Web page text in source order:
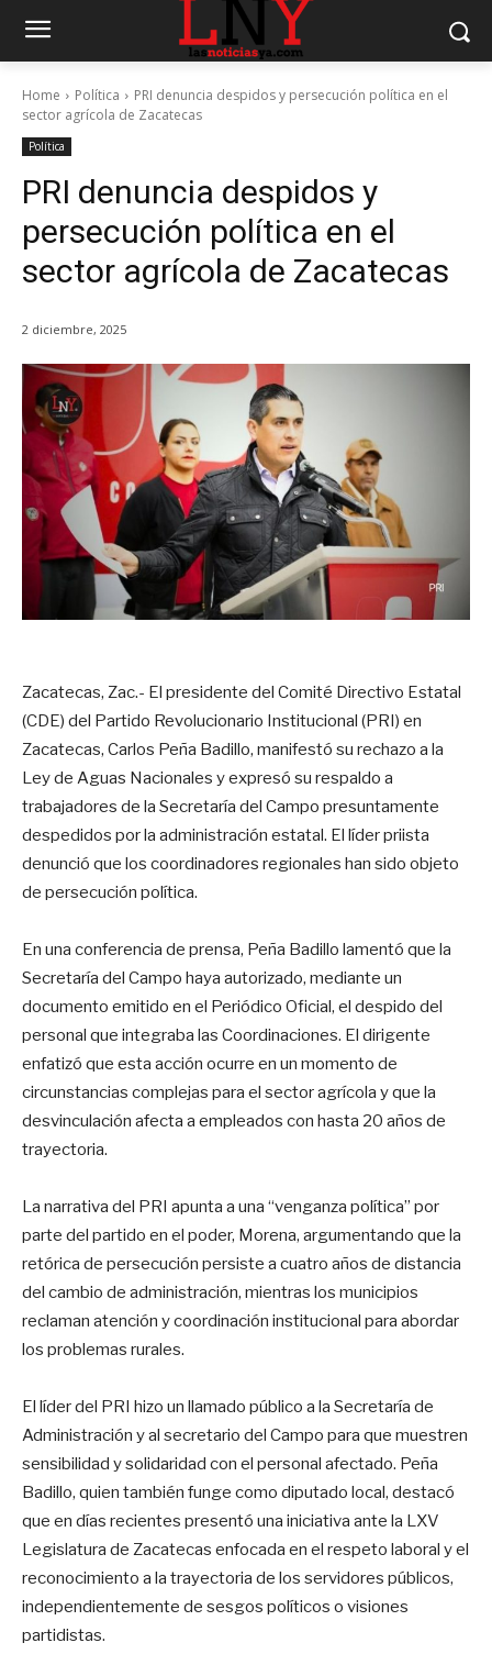
Home Política
PRI denuncia despidos y persecución política en el
sector agrícola de Zacatecas
Política
PRI denuncia despidos y
persecución política en el
sector agrícola de Zacatecas
2 diciembre, 2025
Zacatecas, Zac.- El presidente del Comité Directivo Estatal
(CDE) del Partido Revolucionario Institucional (PRI) en
Zacatecas, Carlos Peña Badillo, manifestó su rechazo a la
Ley de Aguas Nacionales y expresó su respaldo a
trabajadores de la Secretaría del Campo presuntamente
despedidos por la administración estatal. El líder priista
denunció que los coordinadores regionales han sido objeto
de persecución política.
En una conferencia de prensa, Peña Badillo lamentó que la
Secretaría del Campo haya autorizado, mediante un
documento emitido en el Periódico Oficial, el despido del
personal que integraba las Coordinaciones. El dirigente
enfatizó que esta acción ocurre en un momento de
circunstancias complejas para el sector agrícola y que la
desvinculación afecta a empleados con hasta 20 años de
trayectoria.
La narrativa del PRI apunta a una “venganza política” por
parte del partido en el poder, Morena, argumentando que la
retórica de persecución persiste a cuatro años de distancia
del cambio de administración, mientras los municipios
reclaman atención y coordinación institucional para abordar
los problemas rurales.
El líder del PRI hizo un llamado público a la Secretaría de
Administración y al secretario del Campo para que muestren
sensibilidad y solidaridad con el personal afectado. Peña
Badillo, quien también funge como diputado local, destacó
que en días recientes presentó una iniciativa ante la LXV
Legislatura de Zacatecas enfocada en el respeto laboral y el
reconocimiento a la trayectoria de los servidores públicos,
independientemente de sesgos políticos o visiones
partidistas.